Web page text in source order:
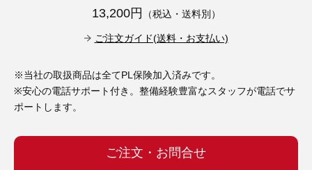
バッテリーチャージャー（4）
ディーゼルインジェクター&グロープラグ ツール（7）
ホイールロック取り外しツール（6）
その他（12）
13,200円 （税込・送料別）
ご注文ガイド(送料・お支払い)
※当社の取扱商品は全てPL保険加入済みです。
※安心の電話サポート付き。整備経験豊富なスタッフが電話でサ
ポートします。
ご注文・お問合せ